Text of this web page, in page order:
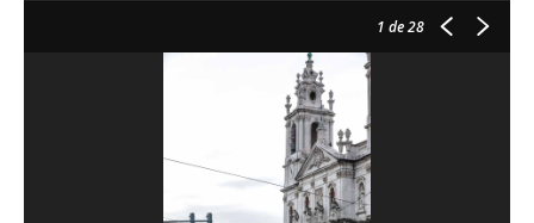
1 de 28